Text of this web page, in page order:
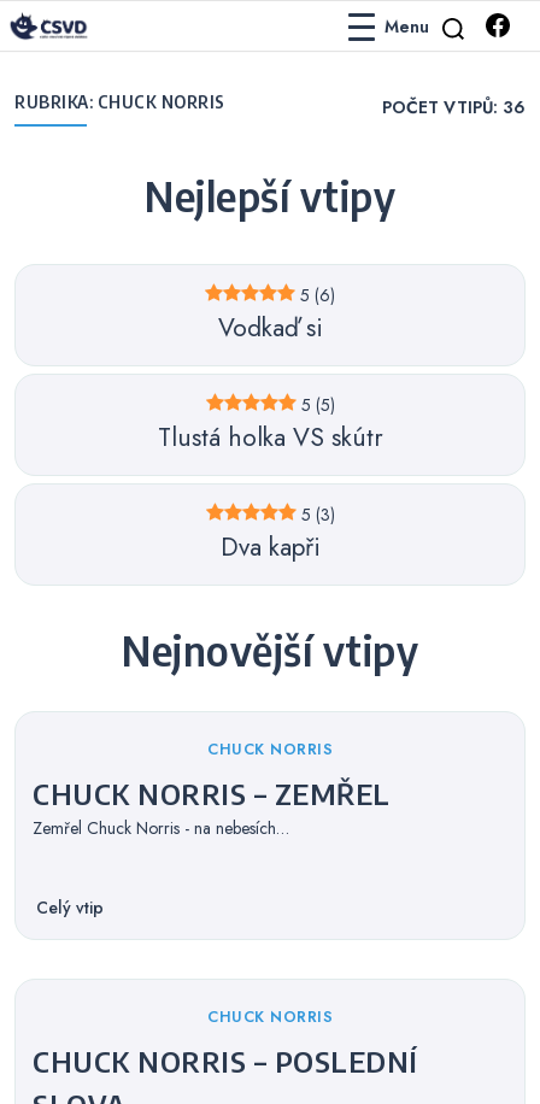
Menu
RUBRIKA: CHUCK NORRIS POČET VTIPŮ: 36
Nejlepší vtipy
5 (6)
Vodkaď si
5 (5)
Tlustá holka VS skútr
5 (3)
Dva kapři
Nejnovější vtipy
Categories
CHUCK NORRIS
CHUCK NORRIS – ZEMŘEL
Zemřel Chuck Norris - na nebesích…
Celý vtip
Categories
CHUCK NORRIS
CHUCK NORRIS – POSLEDNÍ